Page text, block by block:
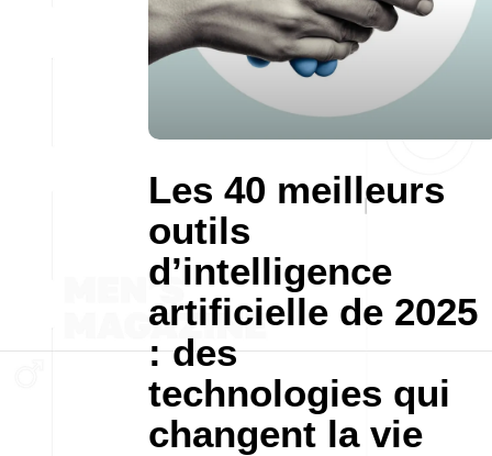
Les 40 meilleurs
outils
d’intelligence
artificielle de 2025
: des
technologies qui
changent la vie